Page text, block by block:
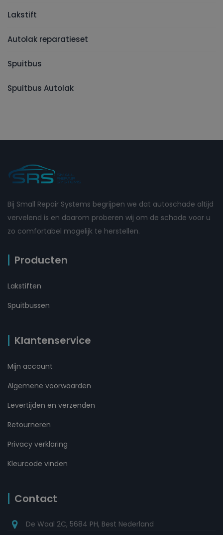
Lakstift
Autolak reparatieset
Spuitbus
Spuitbus Autolak
Bij Small Repair Systems begrijpen we dat autoschade altijd
vervelend is en daarom proberen wij om de schade voor u
zo comfortabel mogelijk te herstellen.
Producten
Lakstiften
Spuitbussen
Klantenservice
Mijn account
Algemene voorwaarden
Levertijden en verzenden
Retourneren
Privacy verklaring
Kleurcode vinden
Contact
De Waal 2C, 5684 PH, Best Nederland